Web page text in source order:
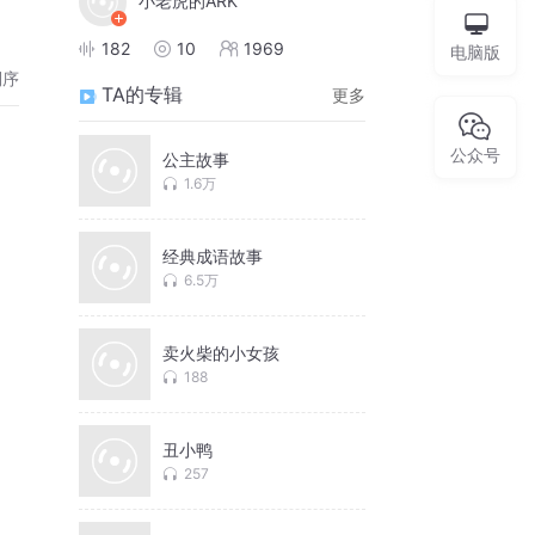
182 10 1969
TA的专辑 更多
公主故事
1.6万
经典成语故事
6.5万
卖火柴的小女孩
188
丑小鸭
257
电脑版
公众号